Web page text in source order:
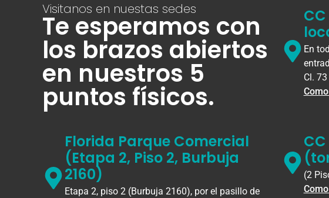
Visitanos en nuestas sedes
Te esperamos con
los brazos abiertos
en nuestros 5
puntos físicos.
En
Cl.
Florida Parque Comercial
(Etapa 2, Piso 2, Burbuja
2160)
Etapa 2, piso 2 (Burbuja 2160), por el pasillo de
(2